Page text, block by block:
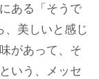
ある「そうで
、美しいと感じ
があって、そ
いう、メッセ